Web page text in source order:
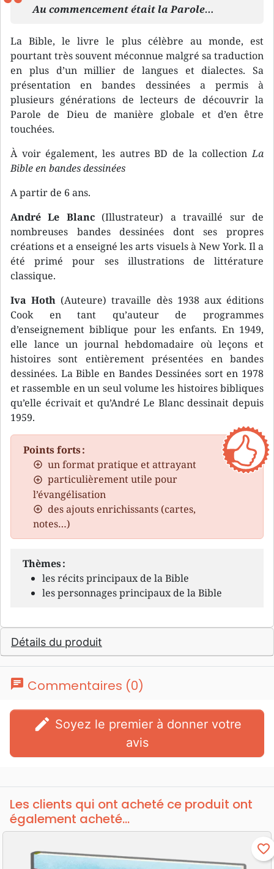
Au commencement était la Parole…
La Bible, le livre le plus célèbre au monde, est
pourtant très souvent méconnue malgré sa traduction
en plus d’un millier de langues et dialectes. Sa
présentation en bandes dessinées a permis à
plusieurs générations de lecteurs de découvrir la
Parole de Dieu de manière globale et d’en être
touchées.
À voir également, les autres BD de la collectionLa
Bible en bandes dessinées
A partir de 6 ans.
André Le Blanc(Illustrateur) a travaillé sur de
nombreuses bandes dessinées dont ses propres
créations et a enseigné les arts visuels à New York. Il a
été primé pour ses illustrations de littérature
classique.
Iva Hoth (Auteure) travaille dès 1938 aux éditions
Cook en tant qu’auteur de programmes
d’enseignement biblique pour les enfants. En 1949,
elle lance un journal hebdomadaire où leçons et
histoires sont entièrement présentées en bandes
dessinées. La Bible en Bandes Dessinées sort en 1978
et rassemble en un seul volume les histoires bibliques
qu’elle écrivait et qu’André Le Blanc dessinait depuis
1959.
Points forts :
un format pratique et attrayant
particulièrement utile pour
l’évangélisation
des ajouts enrichissants (cartes,
notes…)
Thèmes :
les récits principaux de la Bible
les personnages principaux de la Bible
Détails du produit
chat Commentaires (0)
edit
avis
Les clients qui ont acheté ce produit ont
également acheté...
favorite_border